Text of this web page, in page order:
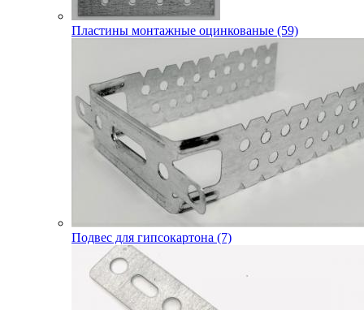
Пластины монтажные оцинкованые (59)
Подвес для гипсокартона (7)